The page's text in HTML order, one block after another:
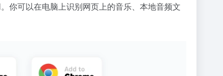
你可以在电脑上识别网页上的音乐、本地音频文